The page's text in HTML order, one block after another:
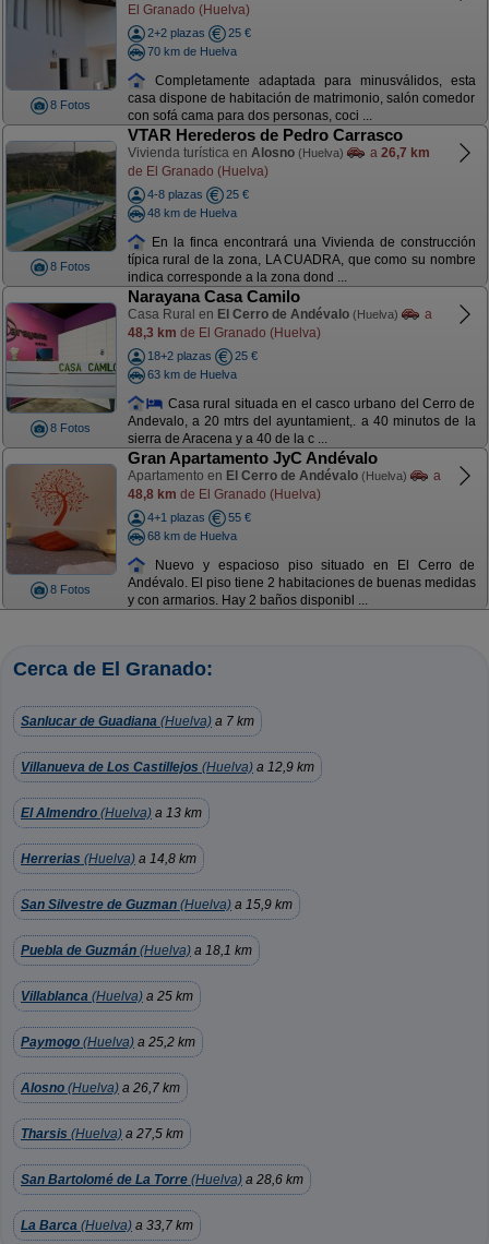
8 Fotos
El Granado (Huelva)
2+2 plazas
25 €
70 km de Huelva
Completamente adaptada para minusválidos, esta
casa dispone de habitación de matrimonio, salón comedor
con sofá cama para dos personas, coci ...
8 Fotos
VTAR Herederos de Pedro Carrasco
Vivienda turística en Alosno (Huelva) a 26,7 km
de El Granado (Huelva)
4-8 plazas
25 €
48 km de Huelva
En la finca encontrará una Vivienda de construcción
típica rural de la zona, LA CUADRA, que como su nombre
indica corresponde a la zona dond ...
8 Fotos
Narayana Casa Camilo
Casa Rural en El Cerro de Andévalo (Huelva)
a
48,3 km de El Granado (Huelva)
18+2 plazas
25 €
63 km de Huelva
Casa rural situada en el casco urbano del Cerro de
Andevalo, a 20 mtrs del ayuntamient,. a 40 minutos de la
sierra de Aracena y a 40 de la c ...
8 Fotos
Gran Apartamento JyC Andévalo
Apartamento en El Cerro de Andévalo (Huelva)
a
48,8 km de El Granado (Huelva)
4+1 plazas
55 €
68 km de Huelva
Nuevo y espacioso piso situado en El Cerro de
Andévalo. El piso tiene 2 habitaciones de buenas medidas
y con armarios. Hay 2 baños disponibl ...
Cerca de El Granado:
Sanlucar de Guadiana (Huelva) a 7 km
Villanueva de Los Castillejos (Huelva) a 12,9 km
El Almendro (Huelva) a 13 km
Herrerias (Huelva) a 14,8 km
San Silvestre de Guzman (Huelva) a 15,9 km
Puebla de Guzmán (Huelva) a 18,1 km
Villablanca (Huelva) a 25 km
Paymogo (Huelva) a 25,2 km
Alosno (Huelva) a 26,7 km
Tharsis (Huelva) a 27,5 km
San Bartolomé de La Torre (Huelva) a 28,6 km
La Barca (Huelva) a 33,7 km